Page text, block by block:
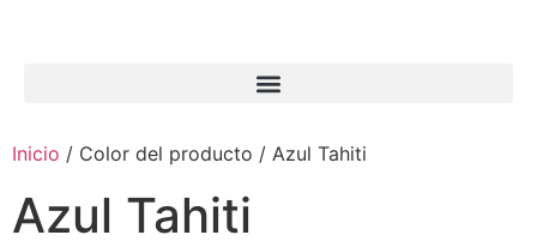
Inicio / Color del producto / Azul Tahiti
Azul Tahiti